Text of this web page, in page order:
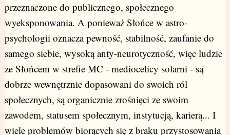
przeznaczone do publicznego, społecznego
wyeksponowania. A ponieważ Słońce w astro-
psychologii oznacza pewność, stabilność, zaufanie do
samego siebie, wysoką anty-neurotyczność, więc ludzie
ze Słońcem w strefie MC - mediocelicy solarni - są
dobrze wewnętrznie dopasowani do swoich ról
społecznych, są organicznie zrośnięci ze swoim
zawodem, statusem społecznym, instytucją, karierą... I
wiele problemów biorących się z braku przystosowania